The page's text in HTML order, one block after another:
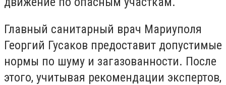
Главный санитарный врач Мариуполя
Георгий Гусаков предоставит допустимые
нормы по шуму и загазованности. После
этого, учитывая рекомендации экспертов,